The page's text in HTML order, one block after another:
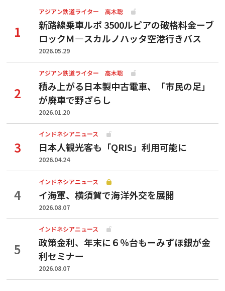
アジアン鉄道ライター 高木聡
新路線乗車ルポ 3500ルピアの破格料金ーブ
ロックＭ―スカルノハッタ空港行きバス
2026.05.29
アジアン鉄道ライター 高木聡
積み上がる日本製中古電車、「市民の足」
が廃車で野ざらし
2026.01.20
インドネシアニュース
日本人観光客も「QRIS」利用可能に
2026.04.24
インドネシアニュース
イ海軍、横須賀で海洋外交を展開
2026.08.07
インドネシアニュース
政策金利、年末に６％台もーみずほ銀が金
利セミナー
2026.08.07